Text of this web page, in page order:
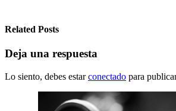
Related Posts
Deja una respuesta
Lo siento, debes estarconectado para